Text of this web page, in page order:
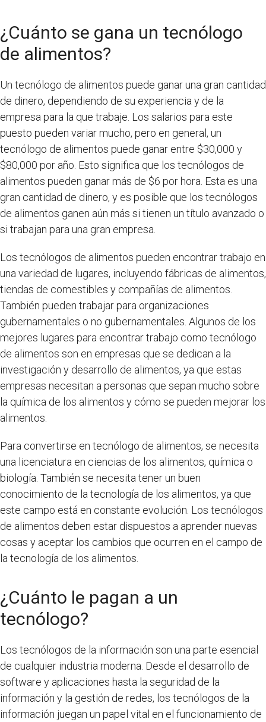
¿Cuánto se gana un tecnólogo
de alimentos?
Un tecnólogo de alimentos puede ganar una gran cantidad
de dinero, dependiendo de su experiencia y de la
empresa para la que trabaje. Los salarios para este
puesto pueden variar mucho, pero en general, un
tecnólogo de alimentos puede ganar entre $30,000 y
$80,000 por año. Esto significa que los tecnólogos de
alimentos pueden ganar más de $6 por hora. Esta es una
gran cantidad de dinero, y es posible que los tecnólogos
de alimentos ganen aún más si tienen un título avanzado o
si trabajan para una gran empresa.
Los tecnólogos de alimentos pueden encontrar trabajo en
una variedad de lugares, incluyendo fábricas de alimentos,
tiendas de comestibles y compañías de alimentos.
También pueden trabajar para organizaciones
gubernamentales o no gubernamentales. Algunos de los
mejores lugares para encontrar trabajo como tecnólogo
de alimentos son en empresas que se dedican a la
investigación y desarrollo de alimentos, ya que estas
empresas necesitan a personas que sepan mucho sobre
la química de los alimentos y cómo se pueden mejorar los
alimentos.
Para convertirse en tecnólogo de alimentos, se necesita
una licenciatura en ciencias de los alimentos, química o
biología. También se necesita tener un buen
conocimiento de la tecnología de los alimentos, ya que
este campo está en constante evolución. Los tecnólogos
de alimentos deben estar dispuestos a aprender nuevas
cosas y aceptar los cambios que ocurren en el campo de
la tecnología de los alimentos.
¿Cuánto le pagan a un
tecnólogo?
Los tecnólogos de la información son una parte esencial
de cualquier industria moderna. Desde el desarrollo de
software y aplicaciones hasta la seguridad de la
información y la gestión de redes, los tecnólogos de la
información juegan un papel vital en el funcionamiento de